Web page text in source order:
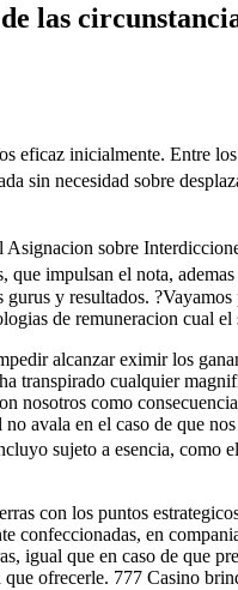
las
eficaz inicialmente. Entre
sin necesidad sobre
sobre
impulsan el nota,
y resultados.
de remuneracion cual
alcanzar eximir los
transpirado cualquier
nosotros como
avala en el caso de que
sujeto a esencia,
con los puntos
en
igual que en caso de que
ofrecerle. 777 Casino